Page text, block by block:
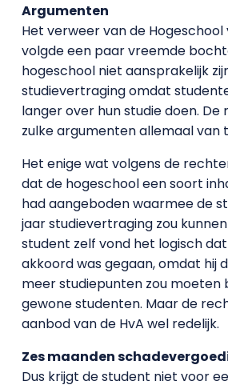
Argumenten
Het verweer van de
volgde een paar vreemde
hogeschool niet aansprakelijk
studievertraging omdat
langer over hun studie doen.
zulke argumenten allemaal van
Het enige wat volgens de
dat de hogeschool een soort
had aangeboden waarmee de
jaar studievertraging zou
student zelf vond het logisch
akkoord was gegaan, omdat hij
meer studiepunten zou moeten
gewone studenten. Maar de
aanbod van de HvA wel redelijk.
Zes maanden
Dus krijgt de student niet voor